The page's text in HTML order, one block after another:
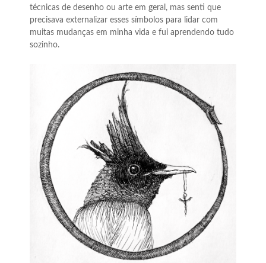
técnicas de desenho ou arte em geral, mas senti que
precisava externalizar esses símbolos para lidar com
muitas mudanças em minha vida e fui aprendendo tudo
sozinho.